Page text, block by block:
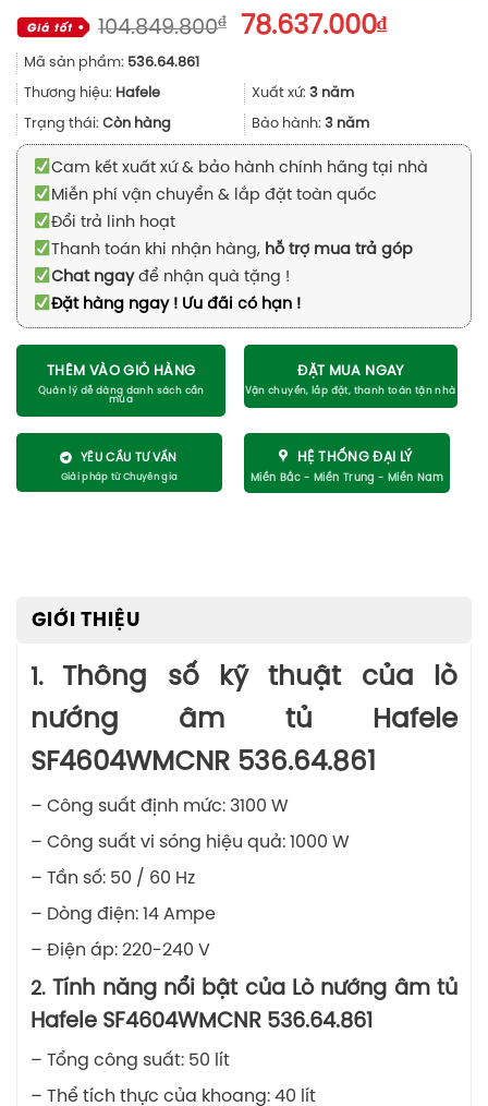
104.849.800₫
Giá
104.849.800₫.
78.637.000₫Giá
Mã sản phẩm: 536.64.861
Thương hiệu: Hafele Xuất xứ: 3 năm
Trạng thái: Còn hàng Bảo hành: 3 năm
Cam kết xuất xứ & bảo hành chính hãng tại nhà
Miễn phí vận chuyển & lắp đặt toàn quốc
Đổi trả linh hoạt
Thanh toán khi nhận hàng, hỗ trợ mua trả góp
Chat ngayđể nhận quà tặng !
Đặt hàng ngay ! Ưu đãi có hạn !
THÊM VÀO GIỎ HÀNG ĐẶT MUA NGAY
YÊU CẦU TƯ VẤN HỆ THỐNG ĐẠI LÝ
GIỚI THIỆU
1. Thông số kỹ thuật của lò
nướng âm tủ Hafele
SF4604WMCNR 536.64.861
– Công suất định mức: 3100 W
– Công suất vi sóng hiệu quả: 1000 W
– Tần số: 50 / 60 Hz
– Dòng điện: 14 Ampe
– Điện áp: 220-240 V
2. Tính năng nổi bật của Lò nướng âm tủ
Hafele SF4604WMCNR 536.64.861
– Tổng công suất: 50 lít
– Thể tích thực của khoang: 40 lít